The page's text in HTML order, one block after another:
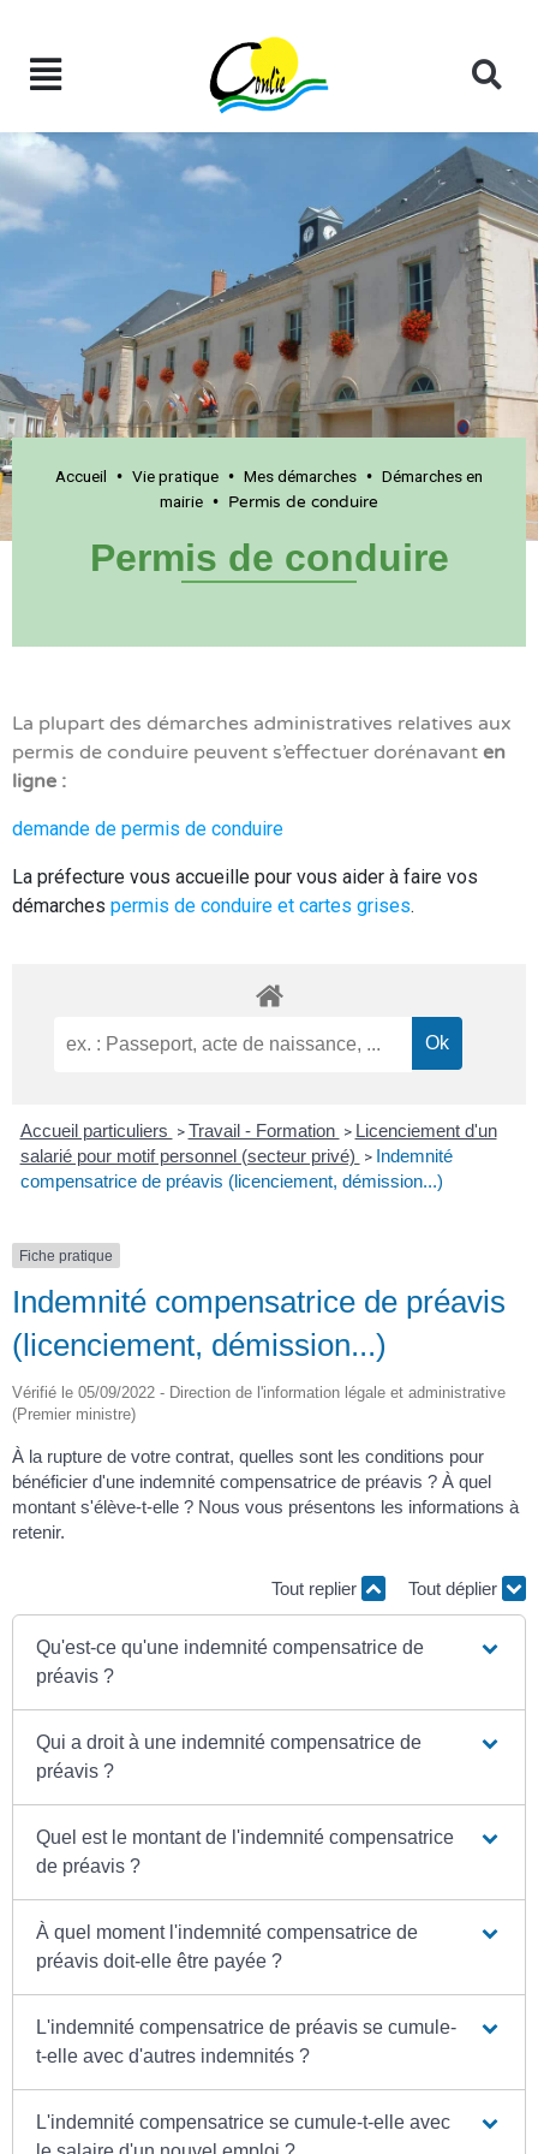
Accueil • Vie pratique • Mes démarches • Démarches en
mairie • Permis de conduire
Permis de conduire
La plupart des démarches administratives relatives aux
permis de conduire peuvent s’effectuer dorénavant en
ligne :
demande de permis de conduire
La préfecture vous accueille pour vous aider à faire vos
démarches permis de conduire et cartes grises.
Accueil particuliers > Travail - Formation > Licenciement d'un
salarié pour motif personnel (secteur privé) > Indemnité
compensatrice de préavis (licenciement, démission...)
Fiche pratique
Indemnité compensatrice de préavis
(licenciement, démission...)
Vérifié le 05/09/2022 - Direction de l'information légale et administrative
(Premier ministre)
À la rupture de votre contrat, quelles sont les conditions pour
bénéficier d'une indemnité compensatrice de préavis ? À quel
montant s'élève-t-elle ? Nous vous présentons les informations à
retenir.
Tout replier Tout déplier
Qu'est-ce qu'une indemnité compensatrice de
préavis ?
Qui a droit à une indemnité compensatrice de
préavis ?
Quel est le montant de l'indemnité compensatrice
de préavis ?
À quel moment l'indemnité compensatrice de
préavis doit-elle être payée ?
L'indemnité compensatrice de préavis se cumule-
t-elle avec d'autres indemnités ?
L'indemnité compensatrice se cumule-t-elle avec